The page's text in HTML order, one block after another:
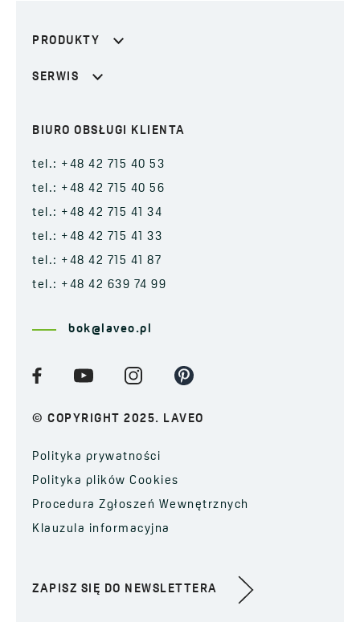
PRODUKTY
SERWIS
BIURO OBSŁUGI KLIENTA
tel.: +48 42 715 40 53
tel.: +48 42 715 40 56
tel.: +48 42 715 41 34
tel.: +48 42 715 41 33
tel.: +48 42 715 41 87
tel.: +48 42 639 74 99
bok@laveo.pl
© COPYRIGHT 2025. LAVEO
Polityka prywatności
Polityka plików Cookies
Procedura Zgłoszeń Wewnętrznych
Klauzula informacyjna
ZAPISZ SIĘ DO NEWSLETTERA